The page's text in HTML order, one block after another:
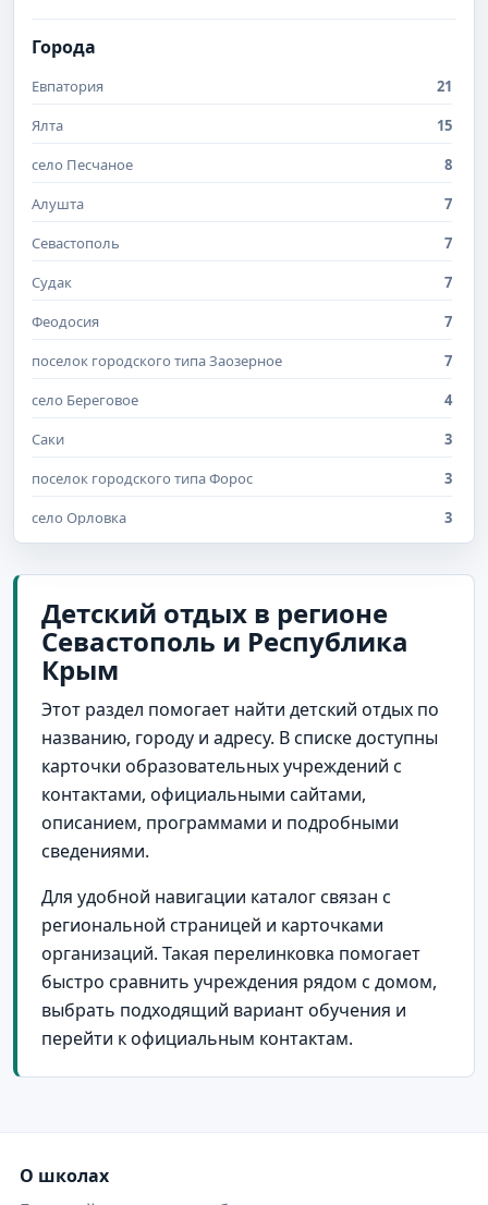
Города
Евпатория
21
Ялта
15
село Песчаное
8
Алушта
7
Севастополь
7
Судак
7
Феодосия
7
поселок городского типа Заозерное
7
село Береговое
4
Саки
3
поселок городского типа Форос
3
село Орловка
3
Севастополь и Республика Крым
Симферополь
поселок Передовое
поселок Чайка
поселок городского типа Гаспра
поселок городского типа Коктебель
село Вилино
село Любимовка
село Малый Маяк
село Мысовое
село Портовое
Детский отдых в регионе
Севастополь и Республика
Крым
Этот раздел помогает найти детский отдых по
названию, городу и адресу. В списке доступны
карточки образовательных учреждений с
контактами, официальными сайтами,
описанием, программами и подробными
сведениями.
Для удобной навигации каталог связан с
региональной страницей и карточками
организаций. Такая перелинковка помогает
быстро сравнить учреждения рядом с домом,
выбрать подходящий вариант обучения и
перейти к официальным контактам.
О школах